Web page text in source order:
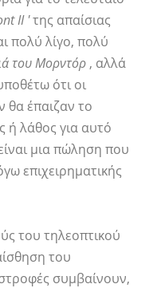
II 'της απαίσιας
πολύ λίγο, πολύ
του Μορντόρ , αλλά
ότι οι
θα έπαιζαν το
ή λάθος για αυτό
μια πώληση που
επιχειρηματικής
του τηλεοπτικού
του
συμβαίνουν,